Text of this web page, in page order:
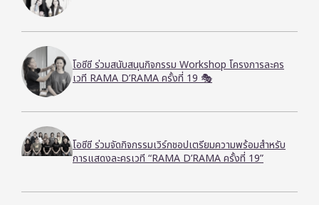
โอซีซี ร่วมสนับสนุนกิจกรรม Workshop โครงการละคร
เวที RAMA D’RAMA ครั้งที่ 19 🎭
โอซีซี ร่วมจัดกิจกรรมเวิร์กชอปเตรียมความพร้อมสำหรับ
การแสดงละครเวที “RAMA D’RAMA ครั้งที่ 19”